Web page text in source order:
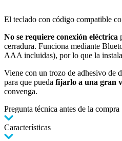
El teclado con código compatible
No se requiere conexión eléctrica
cerradura. Funciona mediante
AAA incluidas), por lo que la
Viene con un trozo de adhesivo de
para que pueda fijarlo a una gran
convenga.
Pregunta técnica antes de la compra
Características